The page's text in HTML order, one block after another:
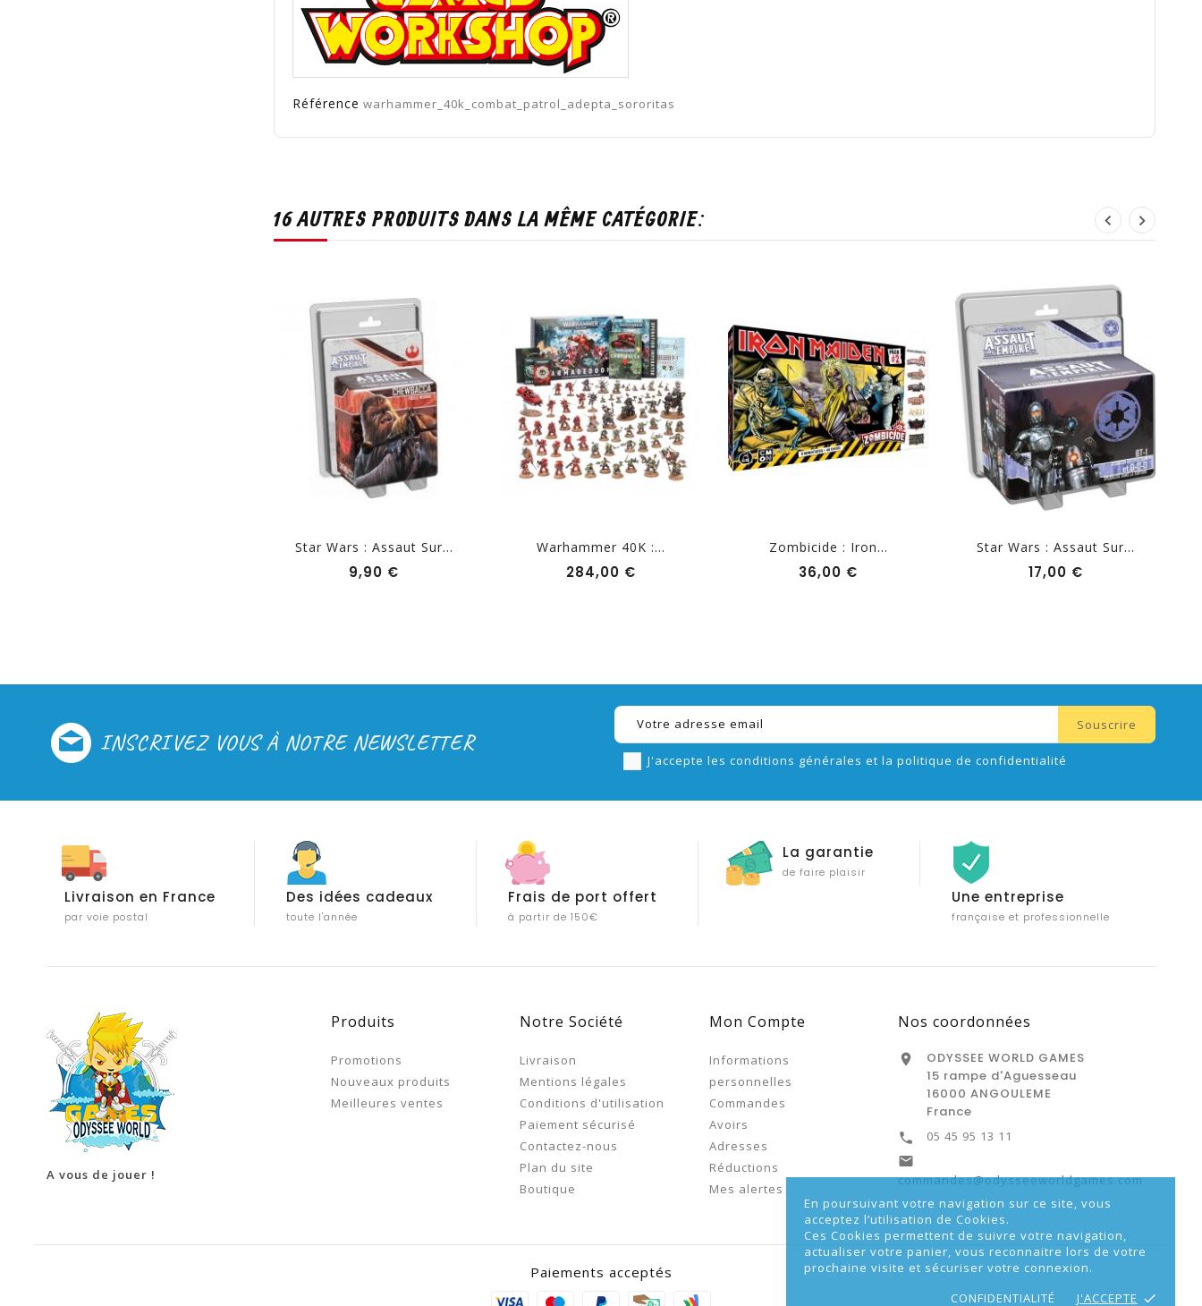
En poursuivant votre navigation sur ce site, vous
acceptez l’utilisation de Cookies.
Ces Cookies permettent de suivre votre navigation,
actualiser votre panier, vous reconnaitre lors de votre
prochaine visite et sécuriser votre connexion.
CONFIDENTIALITÉ
J'ACCEPTE done
Référence warhammer_40k_combat_patrol_adepta_sororitas
16 AUTRES PRODUITS DANS LA MÊME CATÉGORIE:
Star Wars : Assaut Sur...
9,90 €
Warhammer 40K :...
284,00 €
Zombicide : Iron...
36,00 €
Star Wars : Assaut Sur...
17,00 €Prix
INSCRIVEZ VOUS À NOTRE NEWSLETTER
J'accepte les conditions générales et la politique de confidentialité
Livraison en France
par voie postal
Des idées cadeaux
toute l'année
Frais de port offert
à partir de 150€
La garantie
de faire plaisir
Une entreprise
française et professionnelle
A vous de jouer !
Produits
Promotions
Nouveaux produits
Meilleures ventes
Notre Société
Livraison
Mentions légales
Conditions d'utilisation
Paiement sécurisé
Contactez-nous
Plan du site
Boutique
Mon Compte
Informations
personnelles
Commandes
Avoirs
Adresses
Réductions
Mes alertes
Nos coordonnées

ODYSSEE WORLD GAMES
15 rampe d'Aguesseau
16000 ANGOULEME
France

05 45 95 13 11

commandes@odysseeworldgames.com
Paiements acceptés